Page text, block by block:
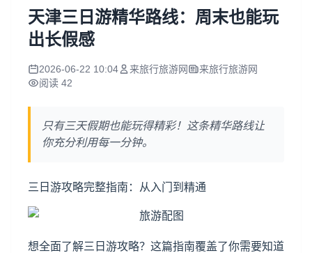
天津三日游精华路线：周末也能玩
出长假感
2026-06-22 10:04 来旅行旅游网
来旅行旅游网
阅读 42
只有三天假期也能玩得精彩！这条精华路线让
你充分利用每一分钟。
三日游攻略完整指南：从入门到精通
想全面了解三日游攻略？这篇指南覆盖了你需要知道